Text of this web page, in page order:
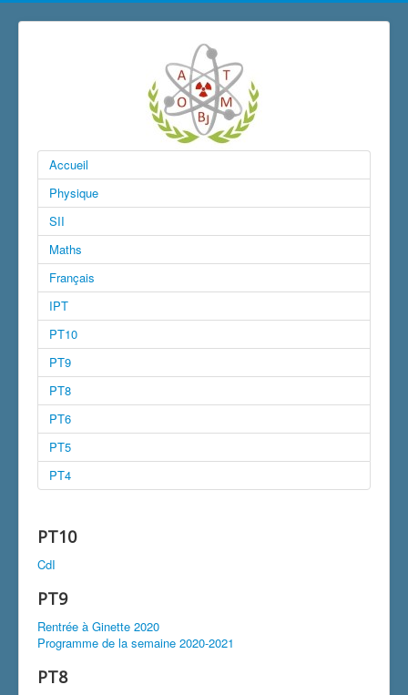
Accueil
Physique
SII
Maths
Français
IPT
PT10
PT9
PT8
PT6
PT5
PT4
PT10
CdI
PT9
Rentrée à Ginette 2020
Programme de la semaine 2020-2021
PT8